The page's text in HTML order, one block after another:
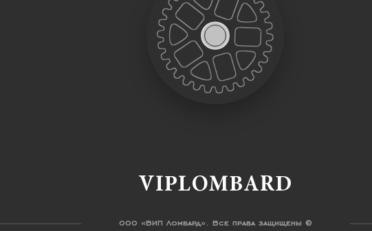
VIPLOMBARD
ООО «ВИП Ломбард». Все права защищены ©